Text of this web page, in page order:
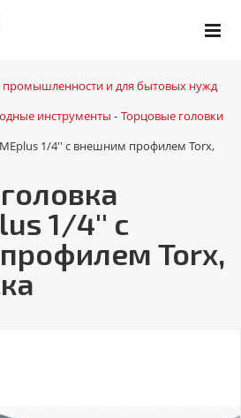
промышленности и для бытовых нужд
инструменты - Торцовые головки
1/4'' с внешним профилем Torx,
1/4'' с
Torx,